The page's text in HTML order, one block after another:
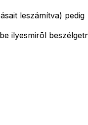
leszámítva) pedig
ilyesmirõl